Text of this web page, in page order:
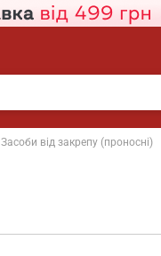
Засоби від закрепу (проносні)